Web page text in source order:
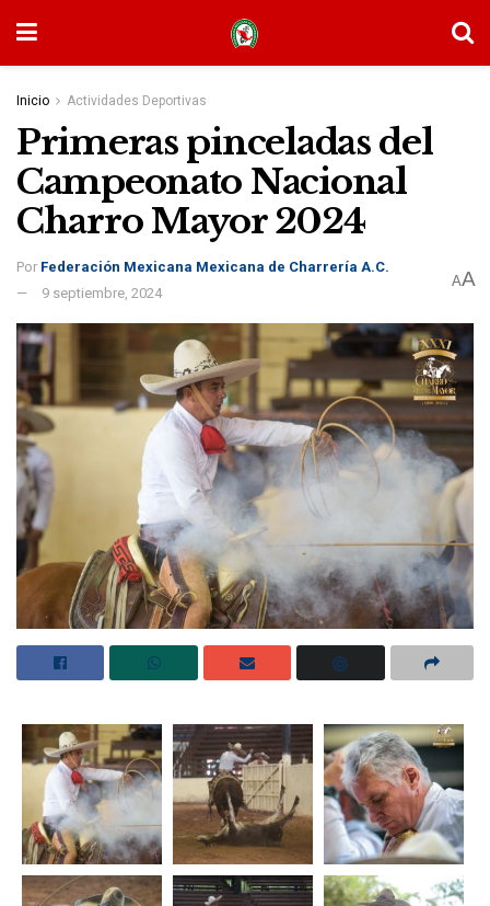
Inicio Actividades Deportivas
Primeras pinceladas del
Campeonato Nacional
Charro Mayor 2024
Por Federación Mexicana Mexicana de Charrería A.C.
9 septiembre, 2024
AA